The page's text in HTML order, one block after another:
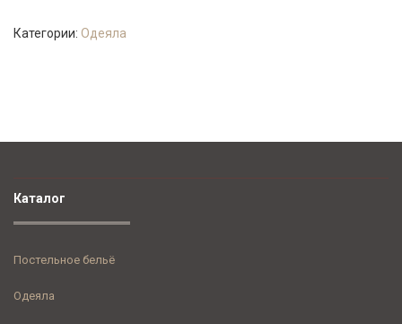
Категории: Одеяла
Каталог
Постельное бельё
Одеяла